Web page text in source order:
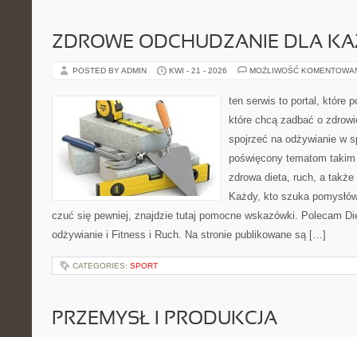
ZDROWE ODCHUDZANIE DLA
POSTED BY ADMIN KWI - 21 - 2026 MOŻLIWOŚĆ
ten serwis to portal, które
które chcą zadbać o
spojrzeć na odżywianie w
poświęcony tematom
zdrowa dieta, ruch, a
Każdy, kto szuka
czuć się pewniej, znajdzie tutaj pomocne wskazówki. Polecam
odżywianie i Fitness i Ruch. Na stronie publikowane są […]
CATEGORIES: SPORT
PRZEMYSŁ I PRODUKCJA